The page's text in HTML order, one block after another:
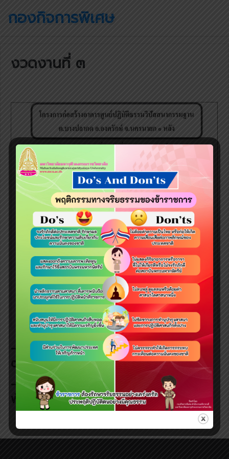
กองกิจการพิเศษ
งวดงานที่ ๓
– ดาวน์โหลด เอกสารประกอบการประชุม
ตรวจรับงวดงานที่ ๓<คลิก>
– ดาวน์โหลด มติคณะกรรมการตรวจรับ
พัสดุ<คลิก>